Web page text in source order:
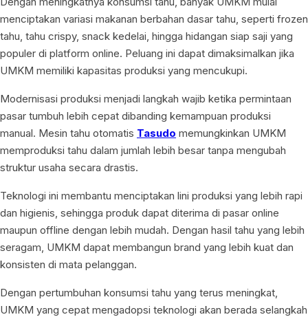
menciptakan variasi makanan berbahan dasar tahu, seperti frozen
tahu, tahu crispy, snack kedelai, hingga hidangan siap saji yang
populer di platform online. Peluang ini dapat dimaksimalkan jika
UMKM memiliki kapasitas produksi yang mencukupi.
Modernisasi produksi menjadi langkah wajib ketika permintaan
pasar tumbuh lebih cepat dibanding kemampuan produksi
manual. Mesin tahu otomatis Tasudo memungkinkan UMKM
memproduksi tahu dalam jumlah lebih besar tanpa mengubah
struktur usaha secara drastis.
Teknologi ini membantu menciptakan lini produksi yang lebih rapi
dan higienis, sehingga produk dapat diterima di pasar online
maupun offline dengan lebih mudah. Dengan hasil tahu yang lebih
seragam, UMKM dapat membangun brand yang lebih kuat dan
konsisten di mata pelanggan.
Dengan pertumbuhan konsumsi tahu yang terus meningkat,
UMKM yang cepat mengadopsi teknologi akan berada selangkah